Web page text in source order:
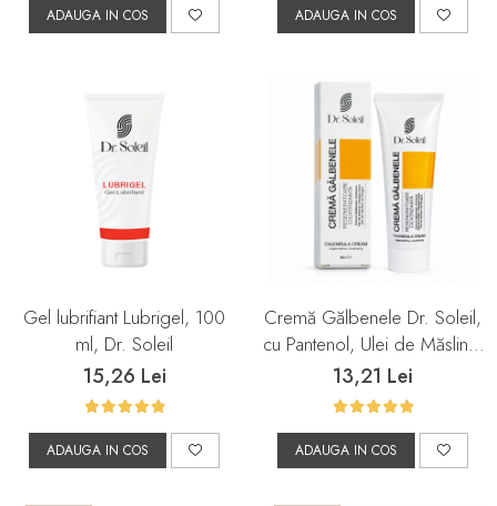
ADAUGA IN COS ADAUGA IN COS
Gel lubrifiant Lubrigel, 100
ml, Dr. Soleil
15,26 Lei
ADAUGA IN COS
Cremă Gălbenele Dr. Soleil,
cu Pantenol, Ulei de Măsline,
Colagen Marin și Ulei din
Sâmburi de Struguri, 50 ml,
13,21 Lei
ADAUGA IN COS